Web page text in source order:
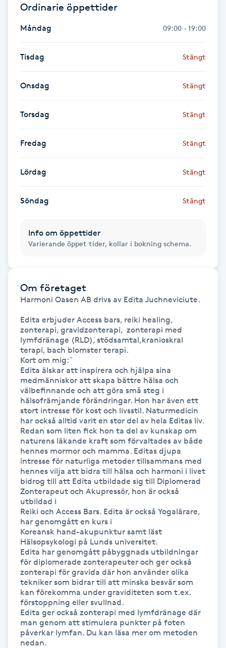
Föning
Gua Sha-massage
H
Hatha Yoga
Headspa
Healing
Herrklippning
HIFU
Hollywood Peel
Hot Stone Massage
Hot yoga
Hudföryngring
Huduppstramning
Hudvård
Hyaluronsyra
Hyperhidros
Ordinarie öppettider
Måndag 09:00 - 19:00
Tisdag Stängt
Onsdag Stängt
Torsdag Stängt
Fredag Stängt
Lördag Stängt
Söndag Stängt
Info om öppettider
Varierande öppet tider, kollar i bokning schema.
Om företaget
Harmoni Oasen AB drivs av Edita Juchneviciute.
Edita erbjuder Access bars, reiki healing,
zonterapi, gravidzonterapi,  zonterapi med
lymfdränage (RLD), stödsamtal,kranioskral
terapi, bach blomster terapi.
Kort om mig:¨
Edita älskar att inspirera och hjälpa sina
medmänniskor att skapa bättre hälsa och
välbefinnande och att göra små steg i
hälsofrämjande förändringar. Hon har även ett
stort intresse för kost och livsstil. Naturmedicin
har också alltid varit en stor del av hela Editas liv.
Redan som liten fick hon ta del av kunskap om
naturens läkande kraft som förvaltades av både
hennes mormor och mamma. Editas djupa
intresse för naturliga metoder tillsammans med
hennes vilja att bidra till hälsa och harmoni i livet
bidrog till att Edita utbildade sig till Diplomerad
Zonterapeut och Akupressör, hon är också
utbildad i
Reiki och Access Bars. Edita är också Yogalärare,
har genomgått en kurs i
Koreansk hand-akupunktur samt läst
Hälsopsykologi på Lunds universitet.
Edita har genomgått påbyggnads utbildningar
för diplomerade zonterapeuter och ger också
zonterapi för gravida där hon använder olika
tekniker som bidrar till att minska besvär som
kan förekomma under graviditeten som t.ex.
förstoppning eller svullnad.
Edita ger också zonterapi med lymfdränage där
man genom att stimulera punkter på foten
påverkar lymfan. Du kan läsa mer om metoden
nedan.